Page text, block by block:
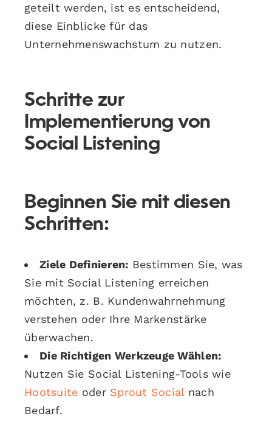
geteilt werden, ist es entscheidend,
diese Einblicke für das
Unternehmenswachstum zu nutzen.
Schritte zur
Implementierung von
Social Listening
Beginnen Sie mit diesen
Schritten:
Ziele Definieren: Bestimmen Sie, was
Sie mit Social Listening erreichen
möchten, z. B. Kundenwahrnehmung
verstehen oder Ihre Markenstärke
überwachen.
Die Richtigen Werkzeuge Wählen:
Nutzen Sie Social Listening-Tools wie
Hootsuite oder Sprout Social nach
Bedarf.